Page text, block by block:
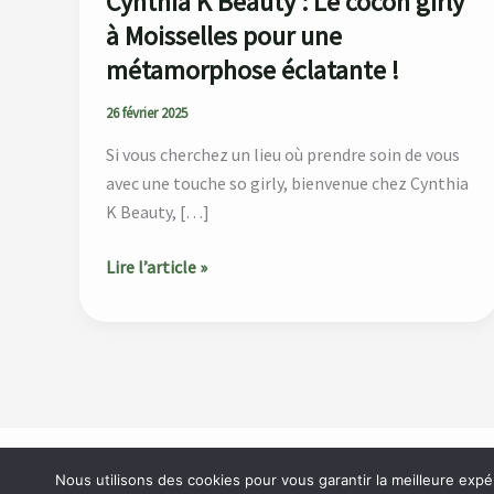
à Moisselles pour une
métamorphose éclatante !
26 février 2025
Si vous cherchez un lieu où prendre soin de vous
avec une touche so girly, bienvenue chez Cynthia
K Beauty, […]
métamorphose
éclatante
Lire l’article »
Accueil À propos Blog Contact
Nous utilisons des cookies pour vous garantir la meilleure